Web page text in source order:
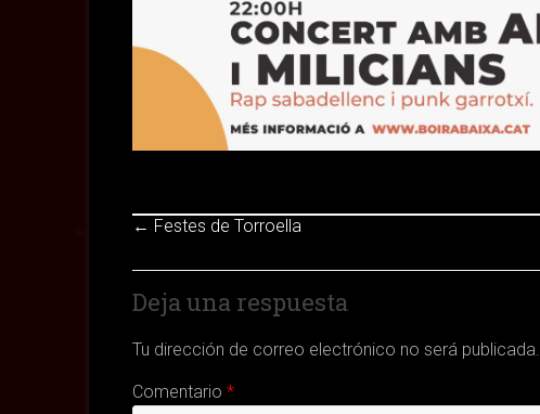
← Festes de Torroella
Deja una respuesta
Tu dirección de correo electrónico no será publicada.
Comentario *